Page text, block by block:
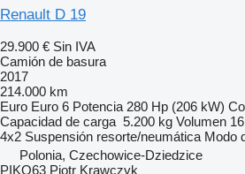
Renault D 19
29.900 € Sin IVA
Camión de basura
2017
214.000 km
Euro Euro 6 Potencia 280 Hp (206 kW)
Capacidad de carga 5.200 kg Volumen
4x2 Suspensión resorte/neumática Modo
Polonia, Czechowice-Dziedzice
PIKO63 Piotr Krawczyk